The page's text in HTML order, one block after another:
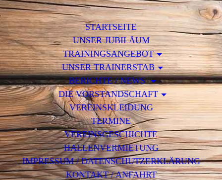
STARTSEITE
UNSER JUBILÄUM
TRAININGSANGEBOT
UNSER TRAINERSTAB
BERICHTE / NEWS
DIE VORSTANDSCHAFT
VEREINSKLEIDUNG
TERMINE
VEREINSGESCHICHTE
HALLENVERMIETUNG
IMPRESSUM / DATENSCHUTZERKLÄRUNG
KONTAKT / ANFAHRT